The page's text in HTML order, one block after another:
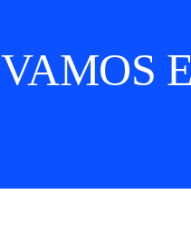
VAMOS